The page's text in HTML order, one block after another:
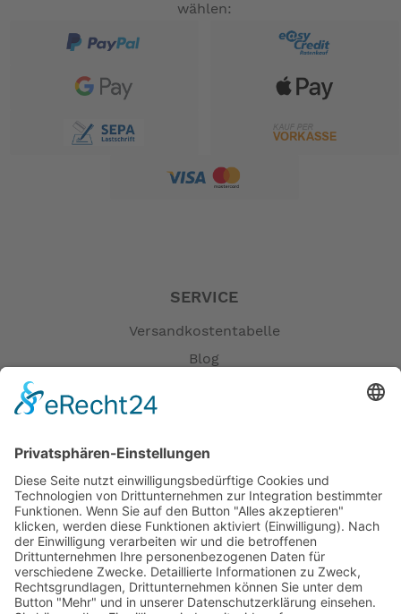
wählen:
SERVICE
Versandkostentabelle
Blog
Versandpartner
Verfügbarkeiten
Zahlung und Versand
Datenschutz
Fernabsatz